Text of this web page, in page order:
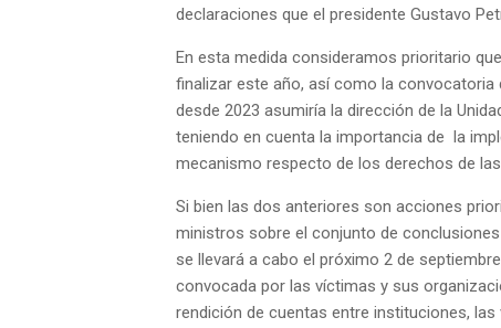
declaraciones que el presidente Gustavo
En esta medida consideramos prioritario
finalizar este año, así como la convocatoria
desde 2023 asumiría la dirección de la
teniendo en cuenta la importancia de la
mecanismo respecto de los derechos de
Si bien las dos anteriores son acciones
ministros sobre el conjunto de
se llevará a cabo el próximo 2 de
convocada por las víctimas y sus
rendición de cuentas entre instituciones,